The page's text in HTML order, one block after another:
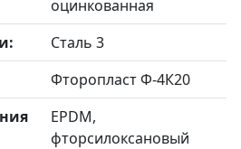
оцинкованная
Сталь 3
Фторопласт Ф-4К20
EPDM,
фторсилоксановый